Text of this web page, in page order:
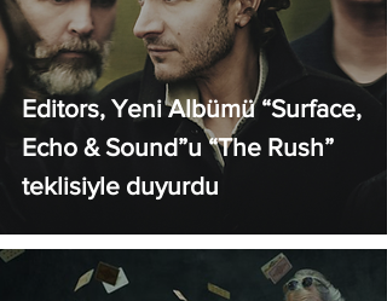
Editors, Yeni Albümü “Surface,
Echo & Sound”u “The Rush”
teklisiyle duyurdu